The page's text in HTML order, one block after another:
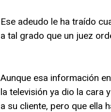
Ese adeudo le ha traído
a tal grado que un juez
Aunque esa información
la televisión ya dio la cara
a su cliente, pero que ella